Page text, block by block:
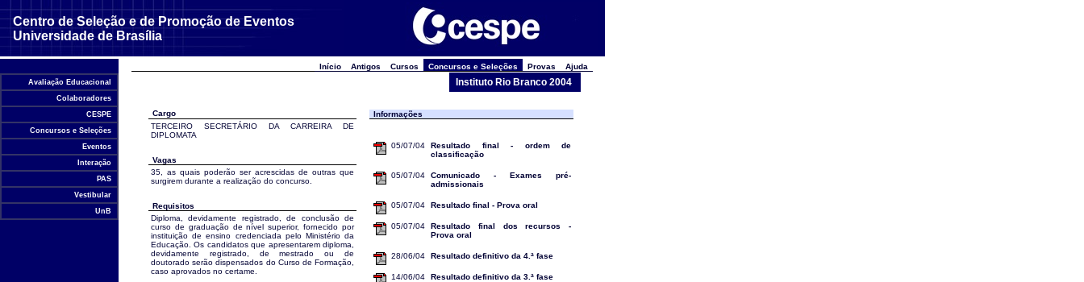
Centro de Seleção e de Promoção de Eventos
Universidade de Brasília
Avaliação Educacional
Colaboradores
CESPE
Concursos e Seleções
Eventos
Interação
PAS
Vestibular
UnB
Início Antigos Cursos Concursos e Seleções Provas Ajuda
Instituto Rio Branco 2004
Cargo
TERCEIRO SECRETÁRIO DA CARREIRA DE
DIPLOMATA
Vagas
35, as quais poderão ser acrescidas de outras que
surgirem durante a realização do concurso.
Requisitos
Diploma, devidamente registrado, de conclusão de
curso de graduação de nível superior, fornecido por
instituição de ensino credenciada pelo Ministério da
Educação. Os candidatos que apresentarem diploma,
devidamente registrado, de mestrado ou de
doutorado serão dispensados do Curso de Formação,
caso aprovados no certame.
Informações
05/07/04
Resultado final - ordem de
classificação
05/07/04
Comunicado - Exames pré-
admissionais
05/07/04 Resultado final - Prova oral
05/07/04
Resultado final dos recursos -
Prova oral
28/06/04 Resultado definitivo da 4.ª fase
14/06/04 Resultado definitivo da 3.ª fase